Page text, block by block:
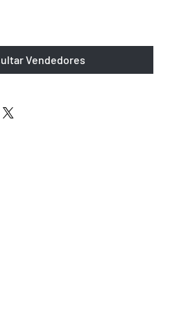
Vendedores